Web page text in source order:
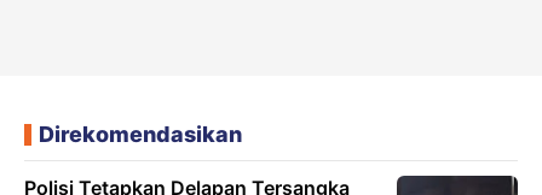
Direkomendasikan
Polisi Tetapkan Delapan Tersangka